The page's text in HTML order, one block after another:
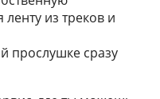
из треков и
прослушке сразу